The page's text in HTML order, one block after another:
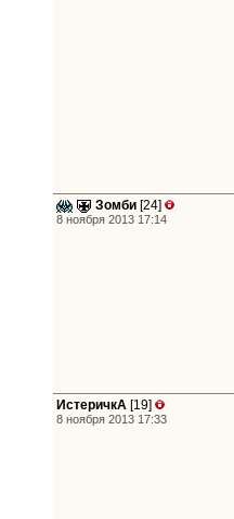
Зомби [24]
8 ноября 2013 17:14
ИстеричкА [19]
8 ноября 2013 17:33